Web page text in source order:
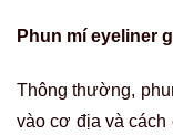
Phun mí eyeliner
Thông thường,
vào cơ địa và cách